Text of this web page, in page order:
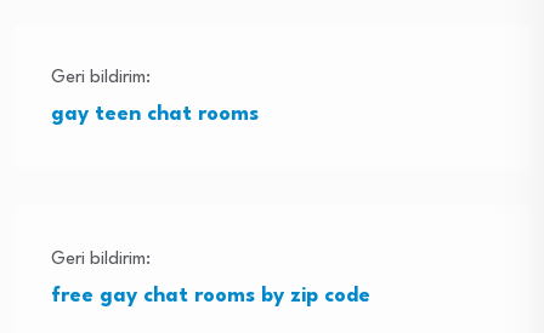
Geri bildirim:
gay teen chat rooms
Geri bildirim:
free gay chat rooms by zip code